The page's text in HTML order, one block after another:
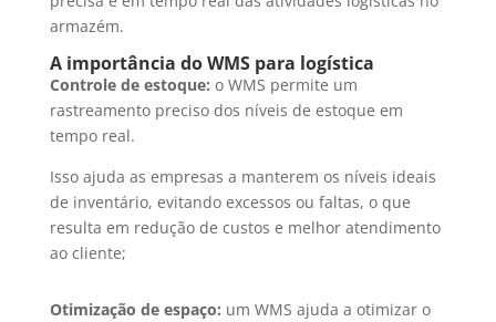
armazém.
A importância do WMS para logística
Controle de estoque: o WMS permite um
rastreamento preciso dos níveis de estoque em
tempo real.
Isso ajuda as empresas a manterem os níveis ideais
de inventário, evitando excessos ou faltas, o que
resulta em redução de custos e melhor atendimento
ao cliente;
Otimização de espaço: um WMS ajuda a otimizar o